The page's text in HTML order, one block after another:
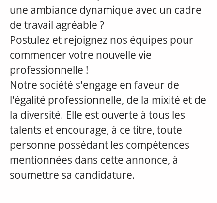
une ambiance dynamique avec un cadre
de travail agréable ?
Postulez et rejoignez nos équipes pour
commencer votre nouvelle vie
professionnelle !
Notre société s'engage en faveur de
l'égalité professionnelle, de la mixité et de
la diversité. Elle est ouverte à tous les
talents et encourage, à ce titre, toute
personne possédant les compétences
mentionnées dans cette annonce, à
soumettre sa candidature.